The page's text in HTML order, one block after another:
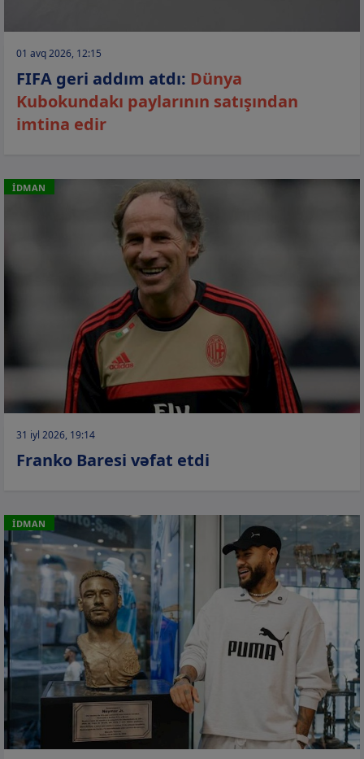
01 avq 2026, 12:15
FIFA geri addım atdı: Dünya
Kubokundakı paylarının satışından
imtina edir
İDMAN
31 iyl 2026, 19:14
Franko Baresi vəfat etdi
İDMAN